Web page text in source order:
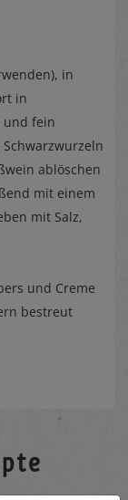
in
in
und fein
ablöschen
mit einem
mit Salz,
und Creme
bestreut